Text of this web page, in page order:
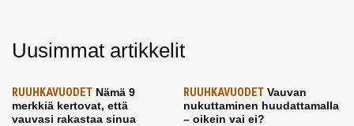
Uusimmat artikkelit
RUUHKAVUODET Nämä 9
merkkiä kertovat, että
vauvasi rakastaa sinua
RUUHKAVUODETVauvan
nukuttaminen huudattamalla
– oikein vai ei?